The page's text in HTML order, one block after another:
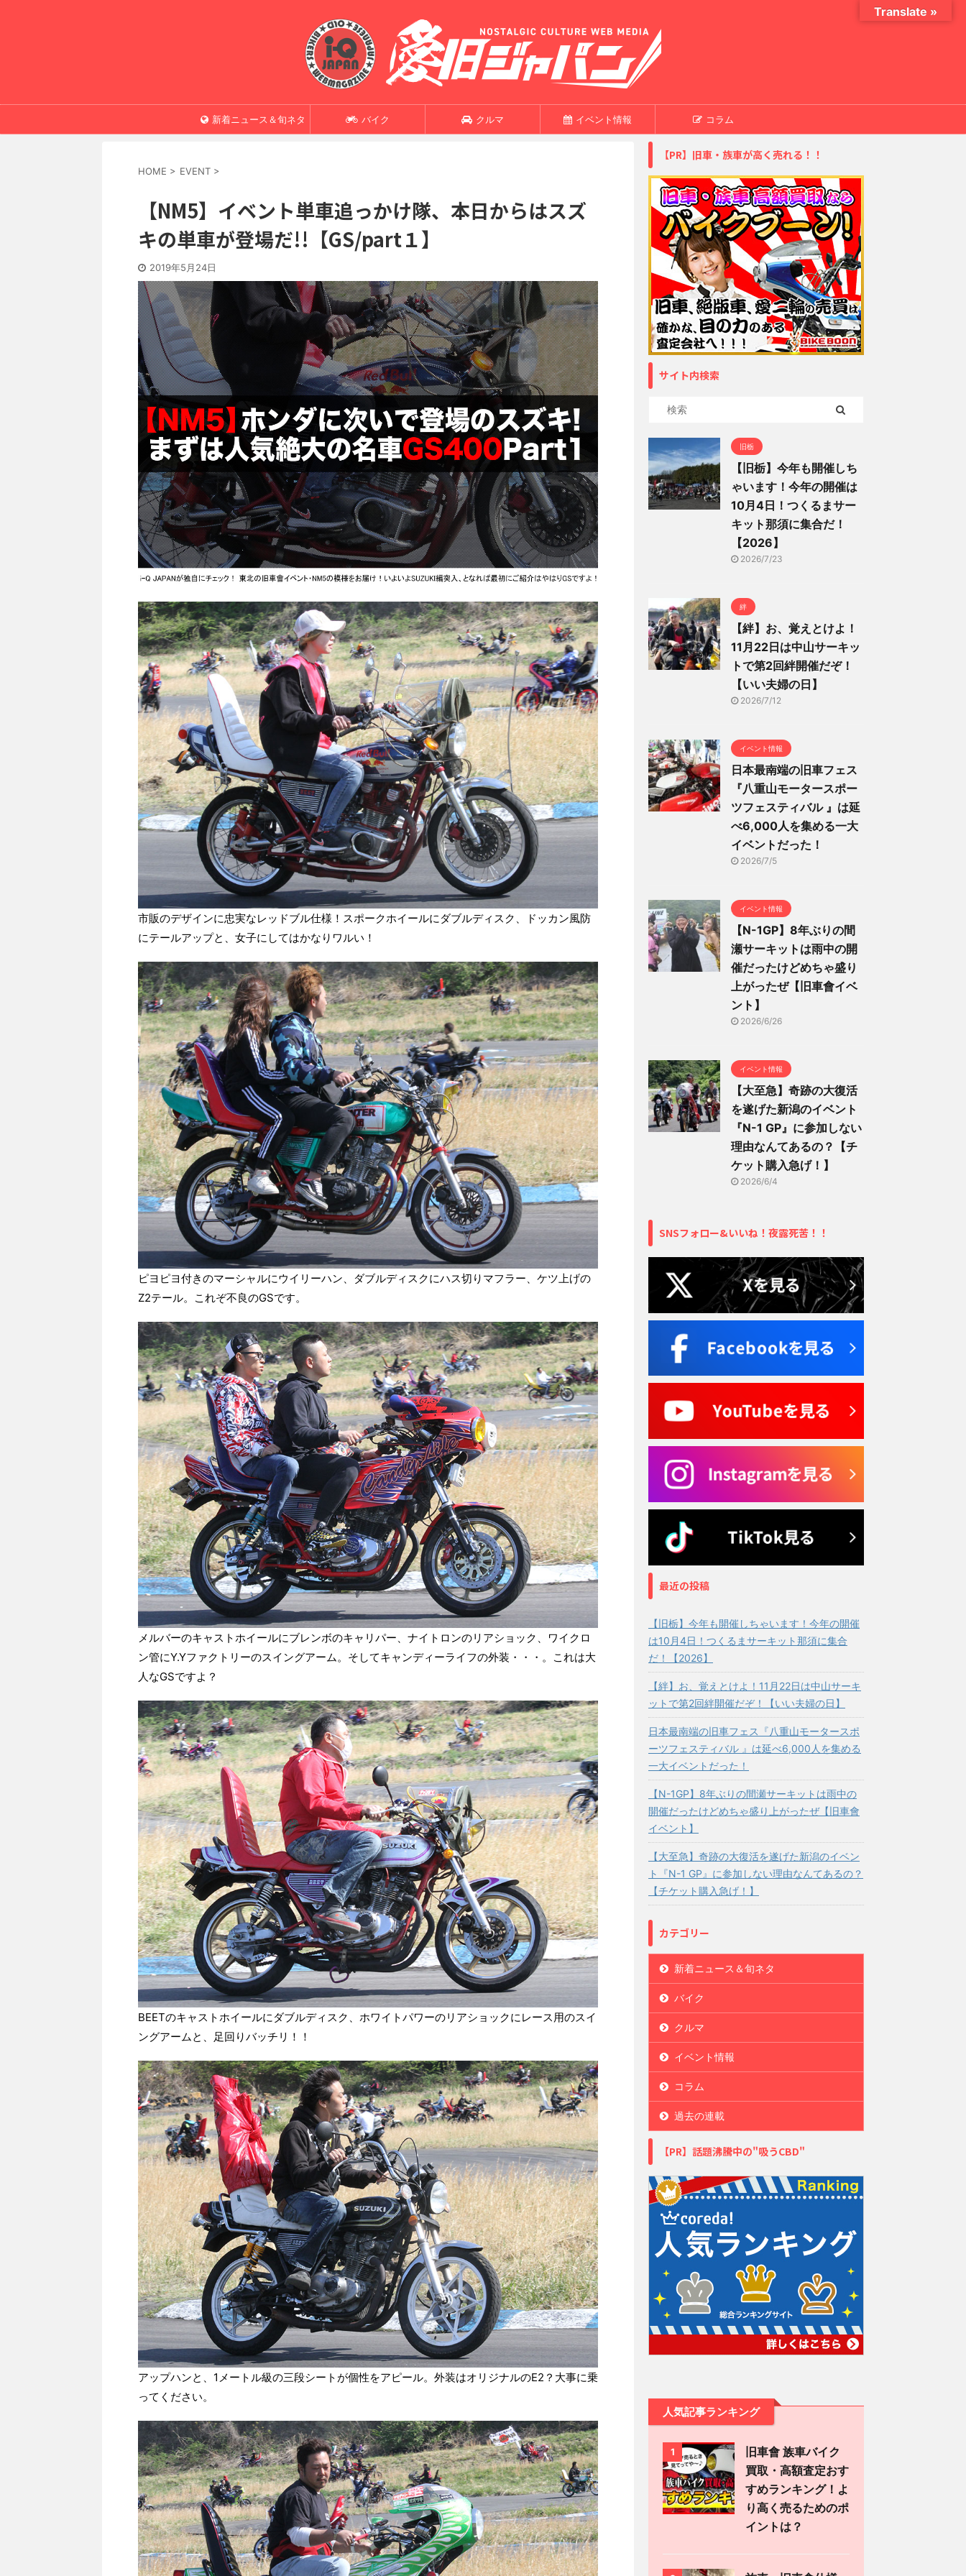
新着ニュース＆旬ネタ バイク クルマ イベント情報 コラム
HOME > EVENT >
【NM5】イベント単車追っかけ隊、本日からはスズ
キの単車が登場だ!!【GS/part１】
2019年5月24日
市販のデザインに忠実なレッドブル仕様！スポークホイールにダブルディスク、ドッカン風防
にテールアップと、女子にしてはかなりワルい！
ピヨピヨ付きのマーシャルにウイリーハン、ダブルディスクにハス切りマフラー、ケツ上げの
Z2テール。これぞ不良のGSです。
メルバーのキャストホイールにブレンボのキャリパー、ナイトロンのリアショック、ワイクロ
ン管にY.Yファクトリーのスイングアーム。そしてキャンディーライフの外装・・・。これは大
人なGSですよ？
BEETのキャストホイールにダブルディスク、ホワイトパワーのリアショックにレース用のスイ
ングアームと、足回りバッチリ！！
アップハンと、1メートル級の三段シートが個性をアピール。外装はオリジナルのE2？大事に乗
ってください。
【PR】旧車・族車が高く売れる！！
サイト内検索
旧栃
【旧栃】今年も開催しち
ゃいます！今年の開催は
10月4日！つくるまサー
キット那須に集合だ！
【2026】
2026/7/23
絆
【絆】お、覚えとけよ！
11月22日は中山サーキッ
トで第2回絆開催だぞ！
【いい夫婦の日】
2026/7/12
イベント情報
日本最南端の旧車フェス
『八重山モータースポー
ツフェスティバル 』は延
べ6,000人を集める一大
イベントだった！
2026/7/5
イベント情報
【N-1GP】8年ぶりの間
瀬サーキットは雨中の開
催だったけどめちゃ盛り
上がったぜ【旧車會イベ
ント】
2026/6/26
イベント情報
【大至急】奇跡の大復活
を遂げた新潟のイベント
『N-1 GP』に参加しない
理由なんてあるの？【チ
ケット購入急げ！】
2026/6/4
SNSフォロー&いいね！夜露死苦！！
最近の投稿
【旧栃】今年も開催しちゃいます！今年の開催
は10月4日！つくるまサーキット那須に集合
だ！【2026】
【絆】お、覚えとけよ！11月22日は中山サーキ
ットで第2回絆開催だぞ！【いい夫婦の日】
日本最南端の旧車フェス『八重山モータースポ
ーツフェスティバル 』は延べ6,000人を集める
一大イベントだった！
【N-1GP】8年ぶりの間瀬サーキットは雨中の
開催だったけどめちゃ盛り上がったぜ【旧車會
イベント】
【大至急】奇跡の大復活を遂げた新潟のイベン
ト『N-1 GP』に参加しない理由なんてあるの？
【チケット購入急げ！】
カテゴリー
新着ニュース＆旬ネタ
バイク
クルマ
イベント情報
コラム
過去の連載
【PR】話題沸騰中の"吸うCBD"
人気記事ランキング
1
旧車會 族車バイク
買取・高額査定おす
すめランキング！よ
り高く売るためのポ
イントは？
Translate »